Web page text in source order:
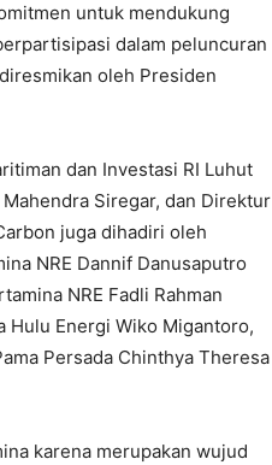
untuk mendukung
dalam peluncuran
oleh Presiden
dan Investasi RI Luhut
Siregar, dan Direktur
juga dihadiri oleh
NRE Dannif Danusaputro
NRE Fadli Rahman
Energi Wiko Migantoro,
Persada Chinthya Theresa
karena merupakan wujud